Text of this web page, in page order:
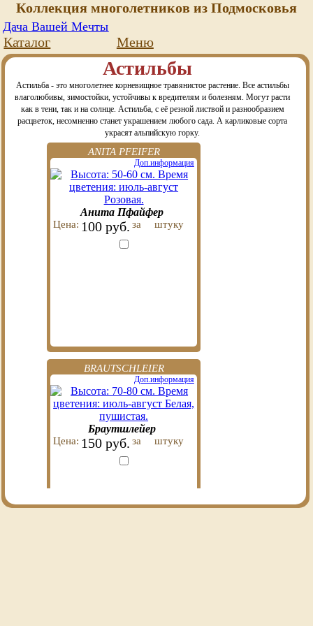
Коллекция многолетников из Подмосковья
Дача Вашей Мечты
Каталог Меню
Астильбы
Астильба - это многолетнее корневищное травянистое растение. Все астильбы
влаголюбивы, зимостойки, устойчивы к вредителям и болезням. Могут расти
как в тени, так и на солнце. Астильба, с её резной листвой и разнообразием
расцветок, несомненно станет украшением любого сада. А карликовые сорта
украсят альпийскую горку.
ANITA PFEIFER
Доп.информация
Анита Пфайфер
Цена: 100 руб. за штуку
BRAUTSCHLEIER
Доп.информация
Браутшлейер
Цена: 150 руб. за штуку